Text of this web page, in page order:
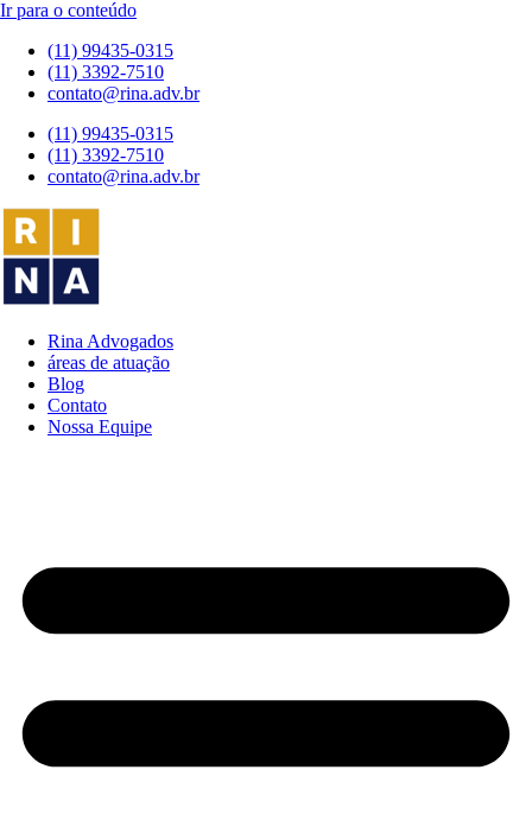
Ir para o conteúdo
(11) 99435-0315
(11) 3392-7510
contato@rina.adv.br
(11) 99435-0315
(11) 3392-7510
contato@rina.adv.br
Rina Advogados
áreas de atuação
Blog
Contato
Nossa Equipe